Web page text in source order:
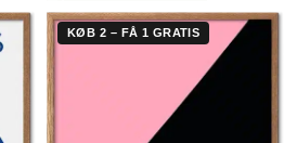
KØB 2 – FÅ 1 GRATIS